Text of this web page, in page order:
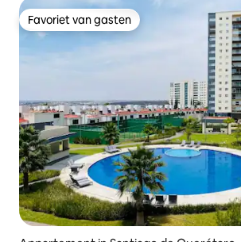
Favoriet van gasten
Favoriet van gasten